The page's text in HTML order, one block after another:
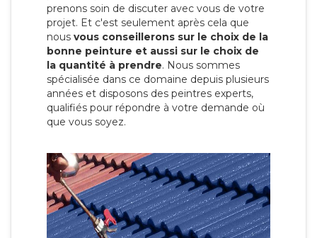
prenons soin de discuter avec vous de votre
projet. Et c'est seulement après cela que
nous vous conseillerons sur le choix de la
bonne peinture et aussi sur le choix de
la quantité à prendre. Nous sommes
spécialisée dans ce domaine depuis plusieurs
années et disposons des peintres experts,
qualifiés pour répondre à votre demande où
que vous soyez.